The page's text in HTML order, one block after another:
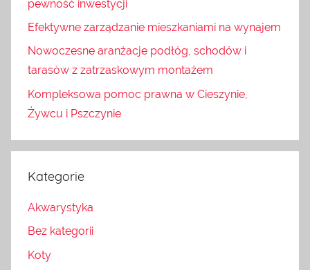
pewność inwestycji
Efektywne zarządzanie mieszkaniami na wynajem
Nowoczesne aranżacje podłóg, schodów i
tarasów z zatrzaskowym montażem
Kompleksowa pomoc prawna w Cieszynie,
Żywcu i Pszczynie
Kategorie
Akwarystyka
Bez kategorii
Koty